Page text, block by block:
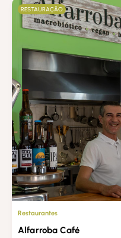
RESTAURAÇÃO
Restaurantes
Alfarroba Café